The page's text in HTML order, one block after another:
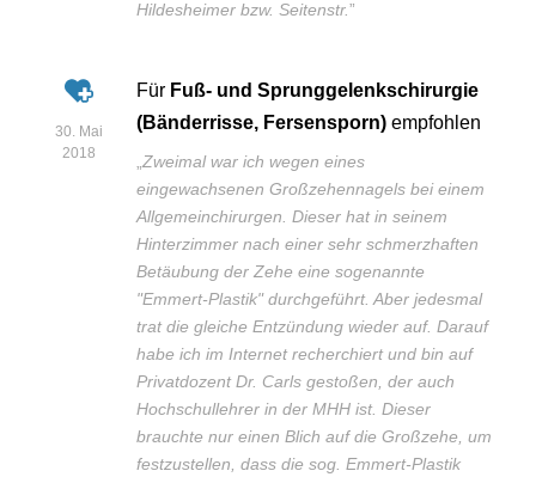
Hildesheimer bzw. Seitenstr.”
30. Mai
2018
Für Fuß- und Sprunggelenkschirurgie
(Bänderrisse, Fersensporn) empfohlen
Zweimal war ich wegen eines
eingewachsenen Großzehennagels bei einem
Allgemeinchirurgen. Dieser hat in seinem
Hinterzimmer nach einer sehr schmerzhaften
Betäubung der Zehe eine sogenannte
"Emmert-Plastik" durchgeführt. Aber jedesmal
trat die gleiche Entzündung wieder auf. Darauf
habe ich im Internet recherchiert und bin auf
Privatdozent Dr. Carls gestoßen, der auch
Hochschullehrer in der MHH ist. Dieser
brauchte nur einen Blich auf die Großzehe, um
festzustellen, dass die sog. Emmert-Plastik